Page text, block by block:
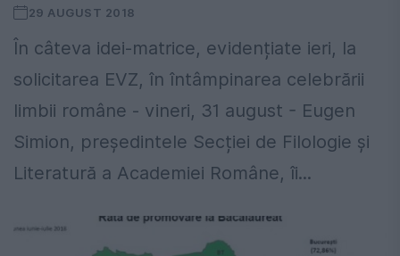
29 AUGUST 2018
În câteva idei-matrice, evidențiate ieri, la
solicitarea EVZ, în întâmpinarea celebrării
limbii române - vineri, 31 august - Eugen
Simion, președintele Secției de Filologie și
Literatură a Academiei Române, îi...